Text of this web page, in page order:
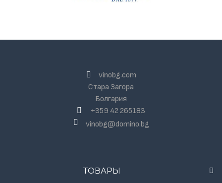
vinobg.com
Стара Загора
Болгария
+359 42 265183
vinobg@domino.bg
ТОВАРЫ